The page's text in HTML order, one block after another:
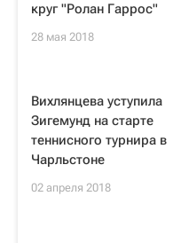
круг "Ролан Гаррос"
28 мая 2018
Вихлянцева уступила
Зигемунд на старте
теннисного турнира в
Чарльстоне
02 апреля 2018